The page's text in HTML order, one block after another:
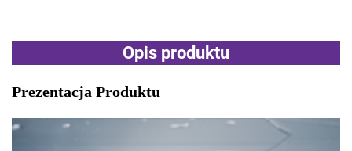
Opis produktu
Prezentacja Produktu